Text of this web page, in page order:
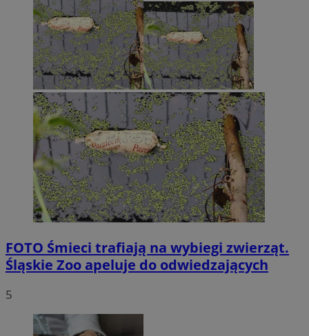
FOTO Śmieci trafiają na wybiegi zwierząt.
Śląskie Zoo apeluje do odwiedzających
5